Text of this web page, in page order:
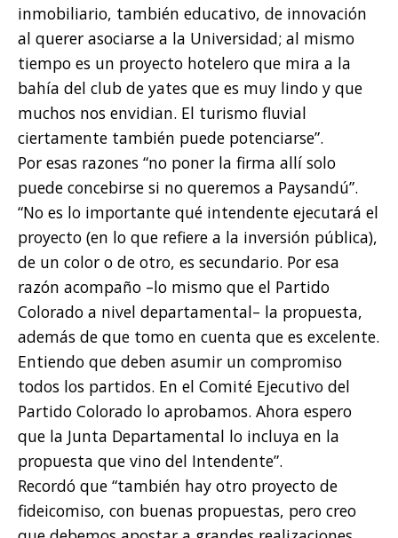
inmobiliario, también educativo, de innovación
al querer asociarse a la Universidad; al mismo
tiempo es un proyecto hotelero que mira a la
bahía del club de yates que es muy lindo y que
muchos nos envidian. El turismo fluvial
ciertamente también puede potenciarse”.
Por esas razones “no poner la firma allí solo
puede concebirse si no queremos a Paysandú”.
“No es lo importante qué intendente ejecutará el
proyecto (en lo que refiere a la inversión pública),
de un color o de otro, es secundario. Por esa
razón acompaño –lo mismo que el Partido
Colorado a nivel departamental– la propuesta,
además de que tomo en cuenta que es excelente.
Entiendo que deben asumir un compromiso
todos los partidos. En el Comité Ejecutivo del
Partido Colorado lo aprobamos. Ahora espero
que la Junta Departamental lo incluya en la
propuesta que vino del Intendente”.
Recordó que “también hay otro proyecto de
fideicomiso, con buenas propuestas, pero creo